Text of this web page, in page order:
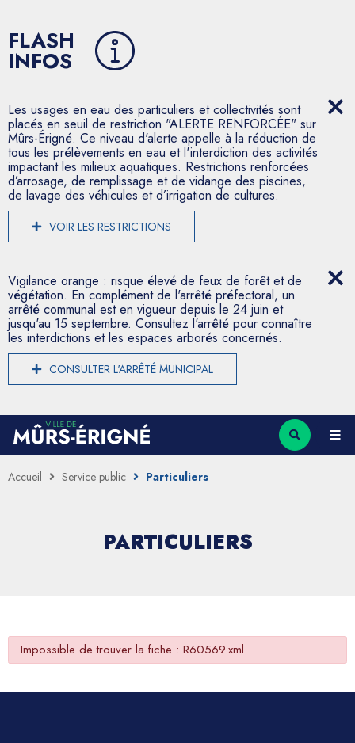
FLASH
INFOS
Les usages en eau des particuliers et collectivités sont
placés en seuil de restriction "ALERTE RENFORCÉE" sur
Mûrs-Érigné. Ce niveau d'alerte appelle à la réduction de
tous les prélèvements en eau et l'interdiction des activités
impactant les milieux aquatiques. Restrictions renforcées
d’arrosage, de remplissage et de vidange des piscines,
de lavage des véhicules et d’irrigation de cultures.
VOIR LES RESTRICTIONS
Vigilance orange : risque élevé de feux de forêt et de
végétation. En complément de l'arrêté préfectoral, un
arrêté communal est en vigueur depuis le 24 juin et
jusqu'au 15 septembre. Consultez l'arrêté pour connaître
les interdictions et les espaces arborés concernés.
CONSULTER L'ARRÊTÉ MUNICIPAL
Accueil Service public Particuliers
PARTICULIERS
Impossible de trouver la fiche : R60569.xml